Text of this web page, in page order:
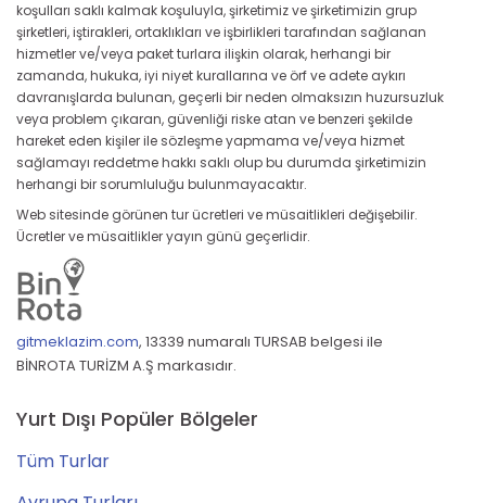
koşulları saklı kalmak koşuluyla, şirketimiz ve şirketimizin grup
şirketleri, iştirakleri, ortaklıkları ve işbirlikleri tarafından sağlanan
hizmetler ve/veya paket turlara ilişkin olarak, herhangi bir
zamanda, hukuka, iyi niyet kurallarına ve örf ve adete aykırı
davranışlarda bulunan, geçerli bir neden olmaksızın huzursuzluk
veya problem çıkaran, güvenliği riske atan ve benzeri şekilde
hareket eden kişiler ile sözleşme yapmama ve/veya hizmet
sağlamayı reddetme hakkı saklı olup bu durumda şirketimizin
herhangi bir sorumluluğu bulunmayacaktır.
Web sitesinde görünen tur ücretleri ve müsaitlikleri değişebilir.
Ücretler ve müsaitlikler yayın günü geçerlidir.
gitmeklazim.com, 13339 numaralı TURSAB belgesi ile
BİNROTA TURİZM A.Ş markasıdır.
Yurt Dışı Popüler Bölgeler
Tüm Turlar